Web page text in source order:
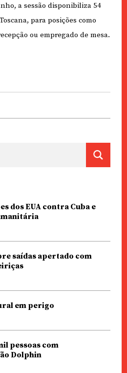
a sessão disponibiliza 54
para posições como
ou empregado de mesa.
dos EUA contra Cuba e
saídas apertado com
em perigo
pessoas com
Dolphin